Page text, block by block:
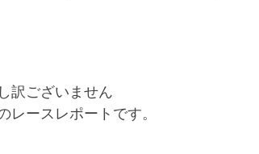
訳ございません
レースレポートです。